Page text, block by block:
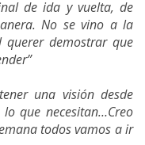
de ida y vuelta, de
No se vino a la
querer demostrar que
una visión desde
que necesitan…Creo
todos vamos a ir